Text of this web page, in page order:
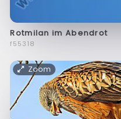
Rotmilan im Abendrot
f55318
Zoom